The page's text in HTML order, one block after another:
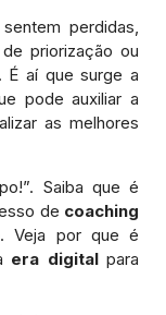
perdidas,
priorização ou
É aí que surge a
pode auxiliar a
as melhores
Saiba que é
de coaching
. Veja por que é
era digitalpara